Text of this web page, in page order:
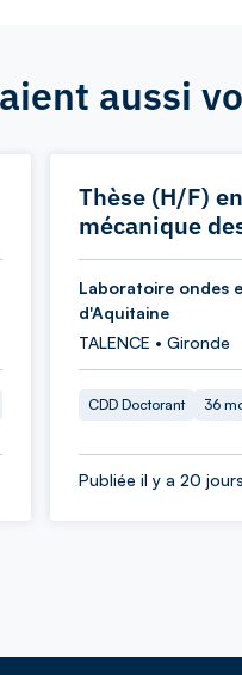
aussi
Thèse (H/F) en
mécanique
Laboratoire ondes
d'Aquitaine
TALENCE • Gironde
CDD Doctorant 36
Publiée il y a 20 jours